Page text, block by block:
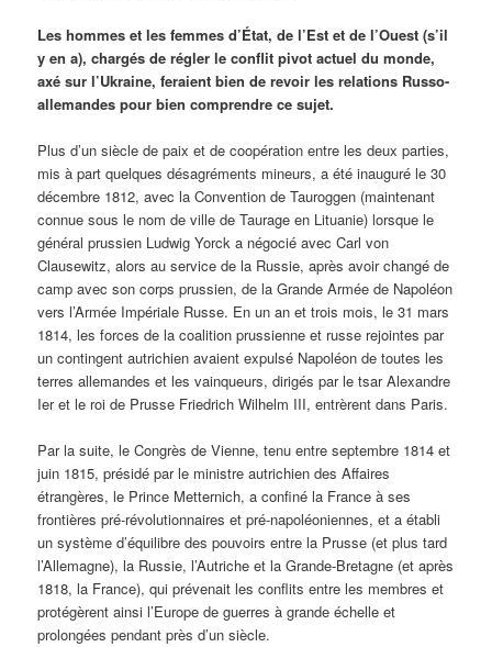
Les hommes et les femmes d’État, de l’Est et de l’Ouest (s’il
y en a), chargés de régler le conflit pivot actuel du monde,
axé sur l’Ukraine, feraient bien de revoir les relations Russo-
allemandes pour bien comprendre ce sujet.
Plus d’un siècle de paix et de coopération entre les deux parties,
mis à part quelques désagréments mineurs, a été inauguré le 30
décembre 1812, avec la Convention de Tauroggen (maintenant
connue sous le nom de ville de Taurage en Lituanie) lorsque le
général prussien Ludwig Yorck a négocié avec Carl von
Clausewitz, alors au service de la Russie, après avoir changé de
camp avec son corps prussien, de la Grande Armée de Napoléon
vers l’Armée Impériale Russe. En un an et trois mois, le 31 mars
1814, les forces de la coalition prussienne et russe rejointes par
un contingent autrichien avaient expulsé Napoléon de toutes les
terres allemandes et les vainqueurs, dirigés par le tsar Alexandre
Ier et le roi de Prusse Friedrich Wilhelm III, entrèrent dans Paris.
Par la suite, le Congrès de Vienne, tenu entre septembre 1814 et
juin 1815, présidé par le ministre autrichien des Affaires
étrangères, le Prince Metternich, a confiné la France à ses
frontières pré-révolutionnaires et pré-napoléoniennes, et a établi
un système d’équilibre des pouvoirs entre la Prusse (et plus tard
l’Allemagne), la Russie, l’Autriche et la Grande-Bretagne (et après
1818, la France), qui prévenait les conflits entre les membres et
protégèrent ainsi l’Europe de guerres à grande échelle et
prolongées pendant près d’un siècle.